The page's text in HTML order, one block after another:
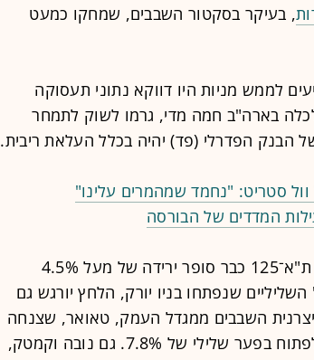
, בעיקר בסקטור השבבים, שמחקו כמעט
לממש מניות היו דווקא נתוני תעסוקה
בארה"ב חמה מדי, גרמו לשוק לתמחר
הפדרלי (פד) יהיה בכלל העלאת ריבית.
סטריט: "נחמד שמהמרים עלינו"
בתל אביב המצב לא פחות מתוח, ומדד ת"א־125 כבר סופר ירידה של מעל 4.5%
שנפתחו בניו יורק, הלחץ יורגש גם
השבבים ממגדל העמק, טאואר, שצנחה
בוול סטריט ב־10% ביום שישי, צפויה לפתוח בפער שלילי של 7.8%. גם נובה וקמטק,